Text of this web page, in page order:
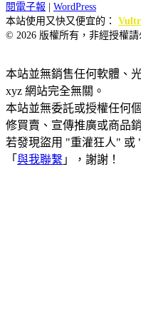
閱電子報
WordPress
本站使用又快又便宜的：
© 2026 版權所有，非經授權
本站並無銷售任何軟體、
xyz 網站完全無關。
本站並無委託或授權任何
修買賣、宣傳推廣或商品
若發現盜用 "重灌狂人" 或
「 與我聯繫 」，謝謝！